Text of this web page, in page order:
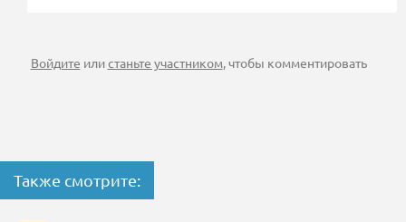
Войдите илистаньте участником, чтобы комментировать
Также смотрите: